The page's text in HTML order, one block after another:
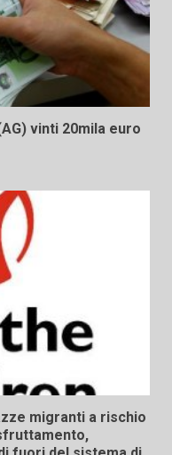
vinti 20mila euro
migranti a rischio